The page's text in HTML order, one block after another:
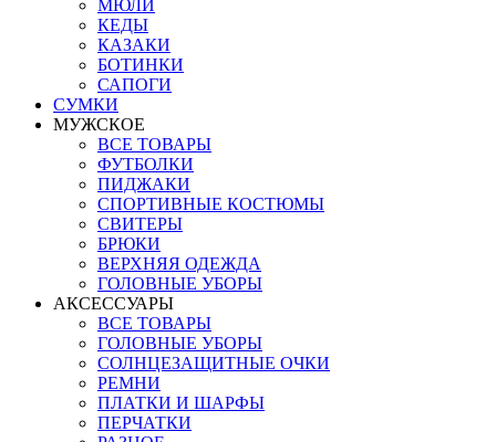
МЮЛИ
КЕДЫ
КАЗАКИ
БОТИНКИ
САПОГИ
СУМКИ
МУЖСКОЕ
ВСЕ ТОВАРЫ
ФУТБОЛКИ
ПИДЖАКИ
СПОРТИВНЫЕ КОСТЮМЫ
СВИТЕРЫ
БРЮКИ
ВЕРХНЯЯ ОДЕЖДА
ГОЛОВНЫЕ УБОРЫ
АКСЕССУАРЫ
ВСЕ ТОВАРЫ
ГОЛОВНЫЕ УБОРЫ
СОЛНЦЕЗАЩИТНЫЕ ОЧКИ
РЕМНИ
ПЛАТКИ И ШАРФЫ
ПЕРЧАТКИ